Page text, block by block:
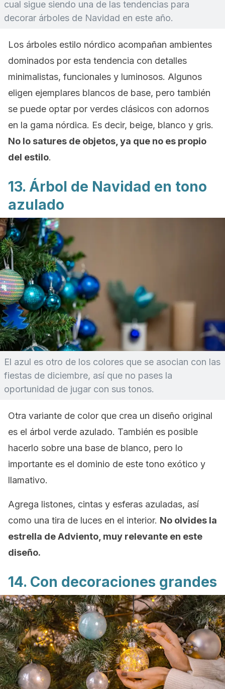
cual sigue siendo una de las tendencias para
decorar árboles de Navidad en este año.
Los árboles estilo nórdico acompañan ambientes
dominados por esta tendencia con detalles
minimalistas, funcionales y luminosos. Algunos
eligen ejemplares blancos de base, pero también
se puede optar por verdes clásicos con adornos
en la gama nórdica. Es decir, beige, blanco y gris.
No lo satures de objetos, ya que no es propio
del estilo.
13. Árbol de Navidad en tono
azulado
El azul es otro de los colores que se asocian con las
fiestas de diciembre, así que no pases la
oportunidad de jugar con sus tonos.
Otra variante de color que crea un diseño original
es el árbol verde azulado. También es posible
hacerlo sobre una base de blanco, pero lo
importante es el dominio de este tono exótico y
llamativo.
Agrega listones, cintas y esferas azuladas, así
como una tira de luces en el interior. No olvides la
estrella de Adviento, muy relevante en este
diseño.
14. Con decoraciones grandes